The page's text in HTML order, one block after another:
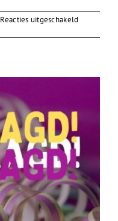
Reacties uitgeschakeld
Xenios